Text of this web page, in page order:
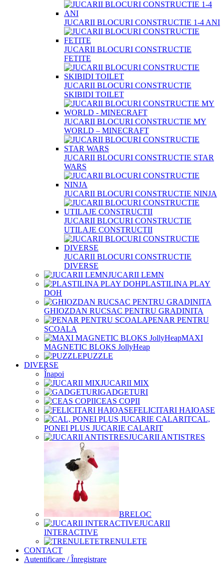
JUCARII BLOCURI CONSTRUCTIE 1-4 ANI
JUCARII BLOCURI CONSTRUCTIE
FETITE
JUCARII BLOCURI CONSTRUCTIE
SKIBIDI TOILET
JUCARII BLOCURI CONSTRUCTIE MY
WORLD – MINECRAFT
JUCARII BLOCURI CONSTRUCTIE STAR
WARS
JUCARII BLOCURI CONSTRUCTIE NINJA
JUCARII BLOCURI CONSTRUCTIE
UTILAJE CONSTRUCTII
JUCARII BLOCURI CONSTRUCTIE
DIVERSE
JUCARII LEMN
PLASTILINA PLAY
DOH
GHIOZDAN RUCSAC PENTRU GRADINITA
PENAR PENTRU
SCOALA
MAXI
MAGNETIC BLOKS JollyHeap
PUZZLE
DIVERSE
Înapoi
JUCARII MIX
GADGETURI
CEAS COPII
FELICITARI HAIOASE
CAL,
PONEI PLUS JUCARIE CALARIT
JUCARII ANTISTRES
BRELOC
JUCARII
INTERACTIVE
TRENULETE
CONTACT
Autentificare / Înregistrare